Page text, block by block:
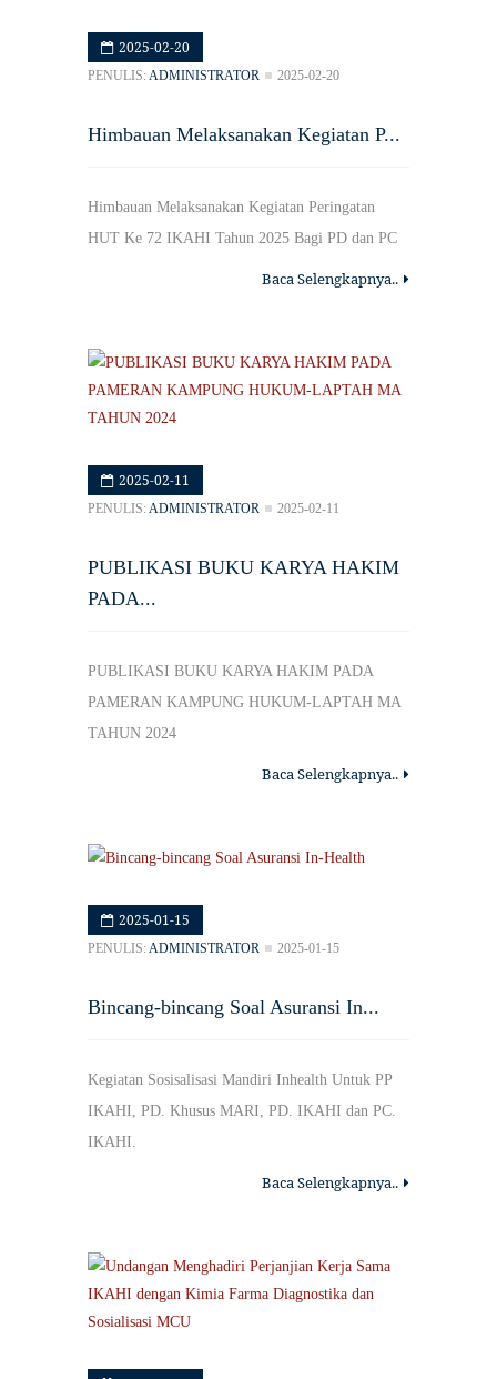
2025-02-20
PENULIS:ADMINISTRATOR 2025-02-20
Himbauan Melaksanakan Kegiatan P...
Himbauan Melaksanakan Kegiatan Peringatan
HUT Ke 72 IKAHI Tahun 2025 Bagi PD dan PC
Baca Selengkapnya..
2025-02-11
PENULIS:ADMINISTRATOR 2025-02-11
PUBLIKASI BUKU KARYA HAKIM
PADA...
PUBLIKASI BUKU KARYA HAKIM PADA
PAMERAN KAMPUNG HUKUM-LAPTAH MA
TAHUN 2024
Baca Selengkapnya..
2025-01-15
PENULIS:ADMINISTRATOR 2025-01-15
Bincang-bincang Soal Asuransi In...
Kegiatan Sosisalisasi Mandiri Inhealth Untuk PP
IKAHI, PD. Khusus MARI, PD. IKAHI dan PC.
IKAHI.
Baca Selengkapnya..